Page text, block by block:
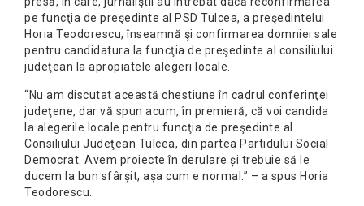
pe funcţia de preşedinte al PSD Tulcea, a preşedintelui
Horia Teodorescu, înseamnă şi confirmarea domniei sale
pentru candidatura la funcţia de preşedinte al consiliului
judeţean la apropiatele alegeri locale.
“Nu am discutat această chestiune în cadrul conferinţei
judeţene, dar vă spun acum, în premieră, că voi candida
la alegerile locale pentru funcţia de preşedinte al
Consiliului Judeţean Tulcea, din partea Partidului Social
Democrat. Avem proiecte în derulare și trebuie să le
ducem la bun sfârșit, așa cum e normal.” – a spus Horia
Teodorescu.